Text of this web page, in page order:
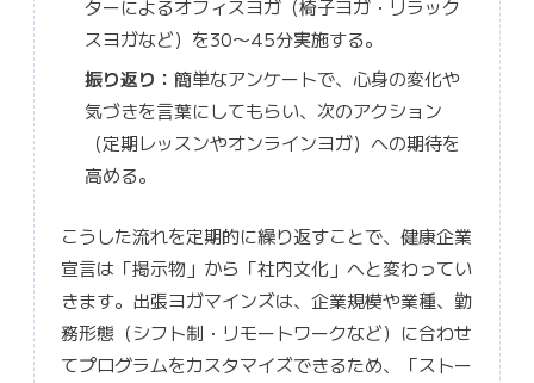
ターによるオフィスヨガ（椅子ヨガ・リラック
スヨガなど）を30〜45分実施する。
振り返り： 簡単なアンケートで、心身の変化や
気づきを言葉にしてもらい、次のアクション
（定期レッスンやオンラインヨガ）への期待を
高める。
こうした流れを定期的に繰り返すことで、健康企業
宣言は「掲示物」から「社内文化」へと変わってい
きます。出張ヨガマインズは、企業規模や業種、勤
務形態（シフト制・リモートワークなど）に合わせ
てプログラムをカスタマイズできるため、「ストー